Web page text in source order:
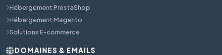
Hébergement PrestaShop
Hébergement Magento
Solutions E-commerce
DOMAINES & EMAILS